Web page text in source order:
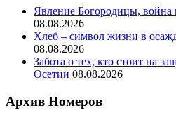
Явление Богородицы, война
08.08.2026
Хлеб – символ жизни в
08.08.2026
Забота о тех, кто стоит на
Осетии 08.08.2026
Архив Номеров